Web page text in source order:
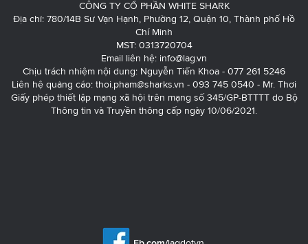
CÔNG TY CỔ PHẦN WHITE SHARK
Địa chỉ: 780/14B Sư Vạn Hạnh, Phường 12, Quận 10, Thành phố Hồ
Chí Minh
MST: 0313720704
Email liên hệ: info@lag.vn
Chịu trách nhiệm nội dung: Nguyễn Tiến Khoa - 077 261 5246
Liên hệ quảng cáo: thoi.pham@sharks.vn - 093 745 0540 - Mr. Thơi
Giấy phép thiết lập mạng xã hội trên mạng số 345/GP-BTTTT do Bộ
Thông tin và Truyền thông cấp ngày 10/06/2021.